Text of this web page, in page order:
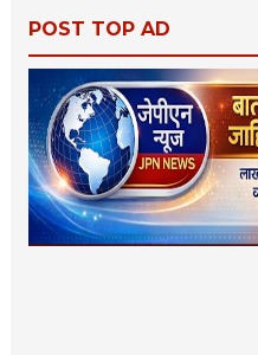
POST TOP AD